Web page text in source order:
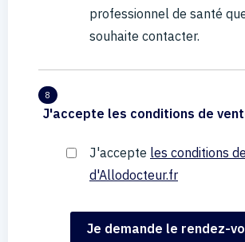
professionnel de santé
souhaite contacter.
8
J'accepte les conditions de
J'accepte les conditions
d'Allodocteur.fr